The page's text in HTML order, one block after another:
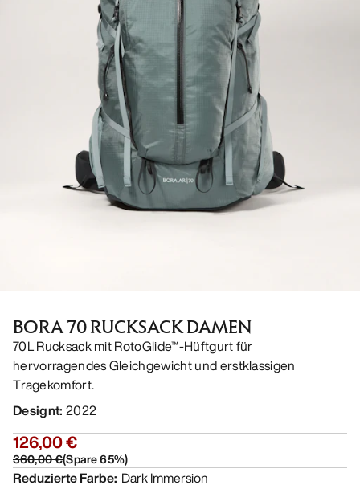
BORA 70 RUCKSACK DAMEN
70L Rucksack mit RotoGlide™-Hüftgurt für
hervorragendes Gleichgewicht und erstklassigen
Tragekomfort.
Designt: 2022
126,00 €
360,00 €(Spare65%)
Reduzierte Farbe: Dark Immersion